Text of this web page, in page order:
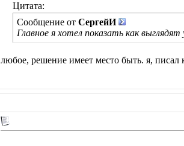
Цитата:
Сообщение от СергейИ
Главное я хотел показать как выглядят
любое, решение имеет место быть. я, писал